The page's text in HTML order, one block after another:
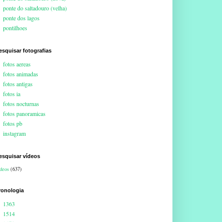
ponte do saltadouro (velha)
ponte dos lagos
pontilhoes
fotografias
fotos aereas
fotos animadas
fotos antigas
fotos ia
fotos nocturnas
fotos panoramicas
fotos pb
instagram
vídeos
(637)
1363
1514